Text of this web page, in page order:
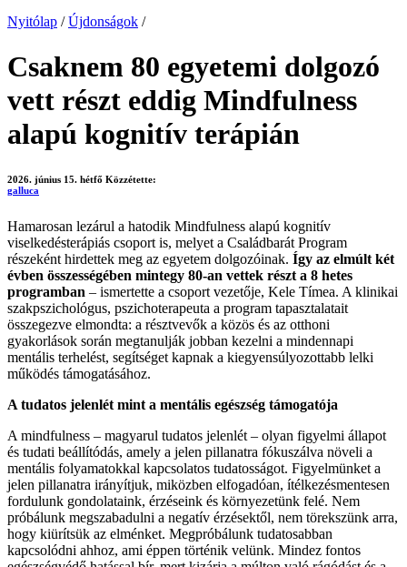
Nyitólap / Újdonságok /
Csaknem 80 egyetemi dolgozó
vett részt eddig Mindfulness
alapú kognitív terápián
2026. június 15. hétfő Közzétette:
galluca
Hamarosan lezárul a hatodik Mindfulness alapú kognitív
viselkedésterápiás csoport is, melyet a Családbarát Program
részeként hirdettek meg az egyetem dolgozóinak. Így az elmúlt két
évben összességében mintegy 80-an vettek részt a 8 hetes
programban – ismertette a csoport vezetője, Kele Tímea. A klinikai
szakpszichológus, pszichoterapeuta a program tapasztalatait
összegezve elmondta: a résztvevők a közös és az otthoni
gyakorlások során megtanulják jobban kezelni a mindennapi
mentális terhelést, segítséget kapnak a kiegyensúlyozottabb lelki
működés támogatásához.
A tudatos jelenlét mint a mentális egészség támogatója
A mindfulness – magyarul tudatos jelenlét – olyan figyelmi állapot
és tudati beállítódás, amely a jelen pillanatra fókuszálva növeli a
mentális folyamatokkal kapcsolatos tudatosságot. Figyelmünket a
jelen pillanatra irányítjuk, miközben elfogadóan, ítélkezésmentesen
fordulunk gondolataink, érzéseink és környezetünk felé. Nem
próbálunk megszabadulni a negatív érzésektől, nem törekszünk arra,
hogy kiürítsük az elménket. Megpróbálunk tudatosabban
kapcsolódni ahhoz, ami éppen történik velünk. Mindez fontos